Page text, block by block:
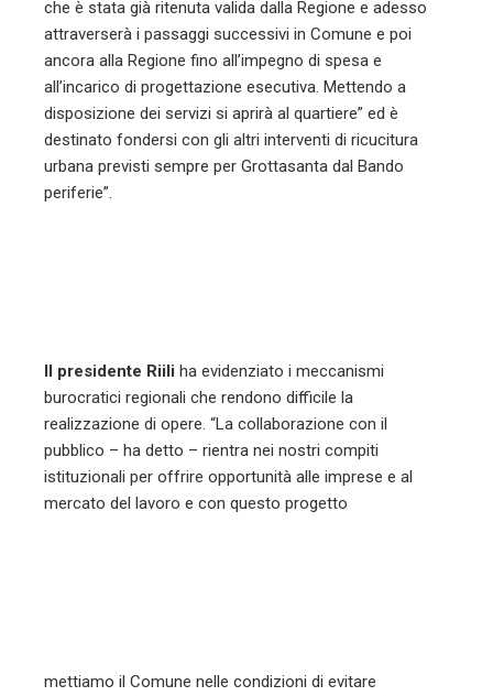
che è stata già ritenuta valida dalla Regione e adesso
attraverserà i passaggi successivi in Comune e poi
ancora alla Regione fino all’impegno di spesa e
all’incarico di progettazione esecutiva. Mettendo a
disposizione dei servizi si aprirà al quartiere” ed è
destinato fondersi con gli altri interventi di ricucitura
urbana previsti sempre per Grottasanta dal Bando
periferie”.
Il presidente Riili ha evidenziato i meccanismi
burocratici regionali che rendono difficile la
realizzazione di opere. “La collaborazione con il
pubblico – ha detto – rientra nei nostri compiti
istituzionali per offrire opportunità alle imprese e al
mercato del lavoro e con questo progetto
mettiamo il Comune nelle condizioni di evitare